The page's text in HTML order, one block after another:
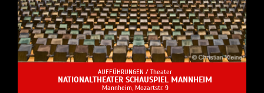
AUFFÜHRUNGEN / Theater
NATIONALTHEATER SCHAUSPIEL MANNHEIM
Mannheim, Mozartstr. 9